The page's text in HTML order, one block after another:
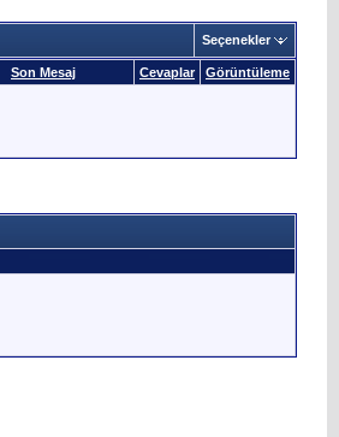
Seçenekler
Son Mesaj Cevaplar Görüntüleme